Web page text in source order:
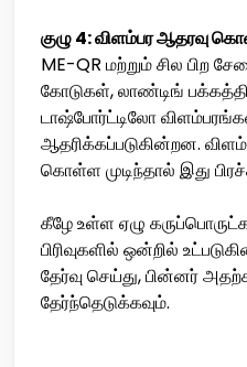
குழு 4: விளம்பர ஆதரவு
ME-QR மற்றும் சில பிற
கோடுகள், லாண்டிங்
டாஷ்போர்ட்டிலோ
ஆதரிக்கப்படுகின்றன.
கொள்ள முடிந்தால் இது
கீழே உள்ள ஏழு
பிரிவுகளில் ஒன்றில்
தேர்வு செய்து, பின்னர்
தேர்ந்தெடுக்கவும்.